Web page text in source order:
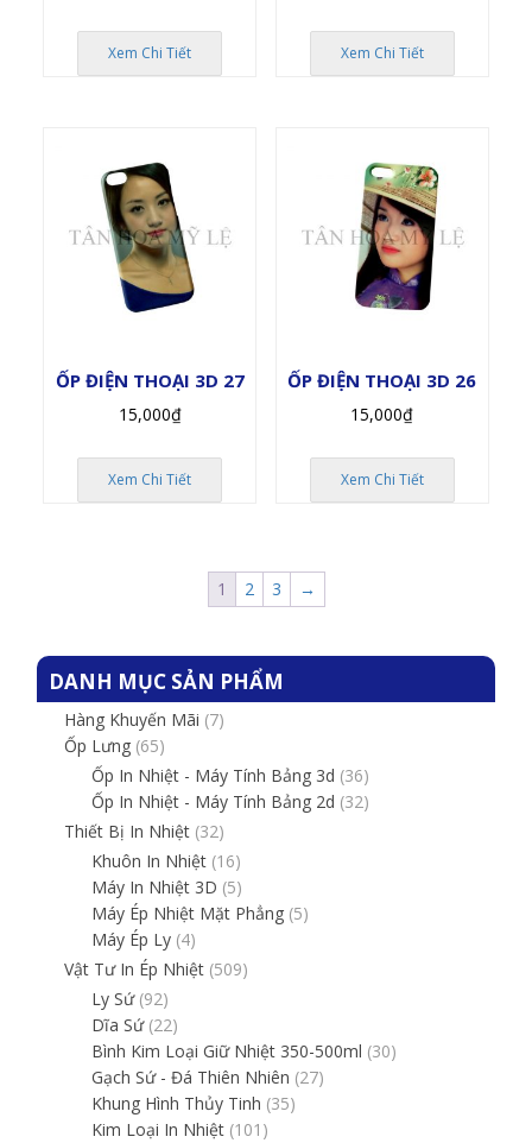
Xem Chi Tiết Xem Chi Tiết
ỐP ĐIỆN THOẠI 3D 27
15,000₫
Xem Chi Tiết
ỐP ĐIỆN THOẠI 3D 26
15,000₫
Xem Chi Tiết
1 2 3 →
DANH MỤC SẢN PHẨM
Hàng Khuyến Mãi (7)
Ốp Lưng (65)
Ốp In Nhiệt - Máy Tính Bảng 3d (36)
Ốp In Nhiệt - Máy Tính Bảng 2d (32)
Thiết Bị In Nhiệt (32)
Khuôn In Nhiệt (16)
Máy In Nhiệt 3D (5)
Máy Ép Nhiệt Mặt Phẳng (5)
Máy Ép Ly (4)
Vật Tư In Ép Nhiệt (509)
Ly Sứ (92)
Dĩa Sứ (22)
Bình Kim Loại Giữ Nhiệt 350-500ml (30)
Gạch Sứ - Đá Thiên Nhiên (27)
Khung Hình Thủy Tinh (35)
Kim Loại In Nhiệt (101)